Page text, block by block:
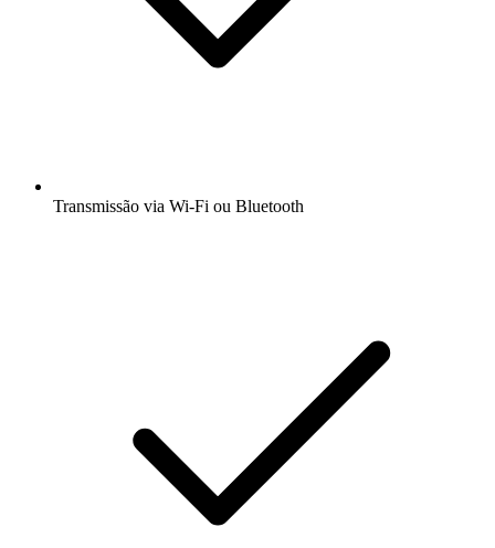
Transmissão via Wi-Fi ou Bluetooth